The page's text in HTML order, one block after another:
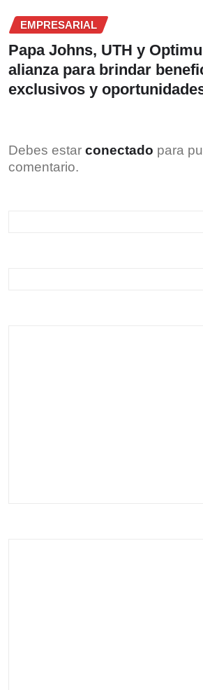
EMPRESARIAL
Papa Johns, UTH y
alianza para brindar
exclusivos y
Debes estar conectado para
comentario.